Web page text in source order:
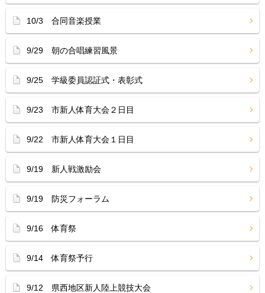
10/3 合同音楽授業
9/29 朝の合唱練習風景
9/25 学級委員認証式・表彰式
9/23 市新人体育大会２日目
9/22 市新人体育大会１日目
9/19 新人戦激励会
9/19 防災フォーラム
9/16 体育祭
9/14 体育祭予行
9/12 県西地区新人陸上競技大会